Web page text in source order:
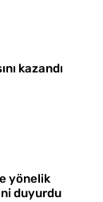
kazandı
yönelik
duyurdu